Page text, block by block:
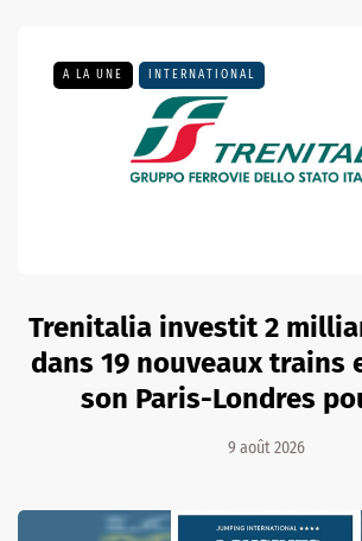
A LA UNE INTERNATIONAL
Trenitalia investit 2
dans 19 nouveaux trains
son Paris-Londres
9 août 2026